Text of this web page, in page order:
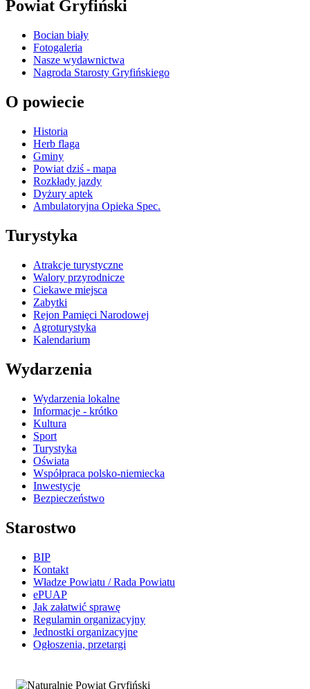
Powiat Gryfiński
Bocian biały
Fotogaleria
Nasze wydawnictwa
Nagroda Starosty Gryfińskiego
O powiecie
Historia
Herb flaga
Gminy
Powiat dziś - mapa
Rozkłady jazdy
Dyżury aptek
Ambulatoryjna Opieka Spec.
Turystyka
Atrakcje turystyczne
Walory przyrodnicze
Ciekawe miejsca
Zabytki
Rejon Pamięci Narodowej
Agroturystyka
Kalendarium
Wydarzenia
Wydarzenia lokalne
Informacje - krótko
Kultura
Sport
Turystyka
Oświata
Współpraca polsko-niemiecka
Inwestycje
Bezpieczeństwo
Starostwo
BIP
Kontakt
Władze Powiatu / Rada Powiatu
ePUAP
Jak załatwić sprawę
Regulamin organizacyjny
Jednostki organizacyjne
Ogłoszenia, przetargi